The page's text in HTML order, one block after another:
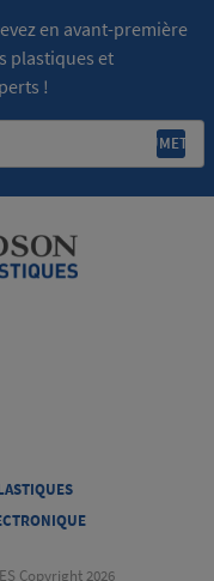
en avant-première
plastiques et
!
Copyright 2026